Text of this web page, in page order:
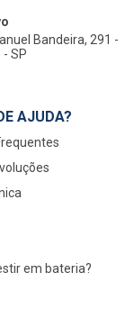
Bandeira, 291 -
- SP
AJUDA?
em bateria?